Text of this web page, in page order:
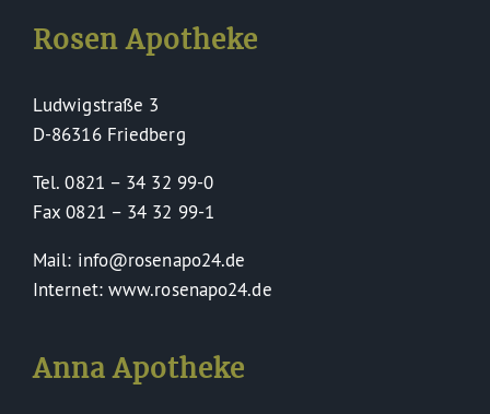
Rosen Apotheke
Ludwigstraße 3
D-86316 Friedberg
Tel. 0821 – 34 32 99-0
Fax 0821 – 34 32 99-1
Mail: info@rosenapo24.de
Internet: www.rosenapo24.de
Anna Apotheke